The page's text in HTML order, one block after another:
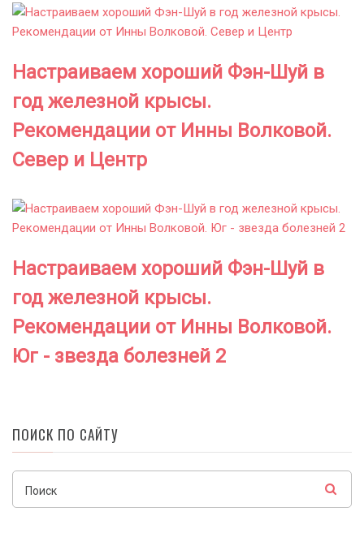
Настраиваем хороший Фэн-Шуй в
год железной крысы.
Рекомендации от Инны Волковой.
Север и Центр
Настраиваем хороший Фэн-Шуй в
год железной крысы.
Рекомендации от Инны Волковой.
Юг - звезда болезней 2
ПОИСК ПО САЙТУ
Поиск